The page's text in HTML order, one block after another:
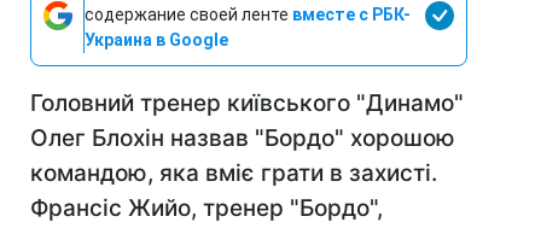
содержание своей ленте вместе с РБК-
Украина в Google
Головний тренер київського "Динамо"
Олег Блохін назвав "Бордо" хорошою
командою, яка вміє грати в захисті.
Франсіс Жийо, тренер "Бордо",